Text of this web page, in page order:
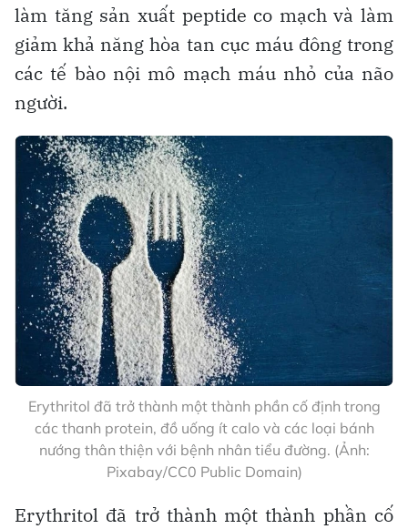
làm tăng sản xuất peptide co mạch và làm
giảm khả năng hòa tan cục máu đông trong
các tế bào nội mô mạch máu nhỏ của não
người.
Erythritol đã trở thành một thành phần cố định trong
các thanh protein, đồ uống ít calo và các loại bánh
nướng thân thiện với bệnh nhân tiểu đường. (Ảnh:
Pixabay/CC0 Public Domain)
Erythritol đã trở thành một thành phần cố